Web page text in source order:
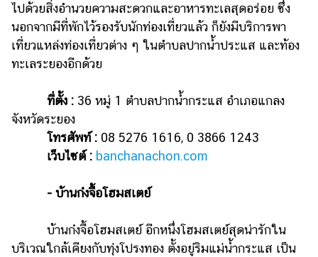
ไปด้วยสิ่งอำนวยความสะดวกและอาหารทะเลสุดอร่อย ซึ่ง
นอกจากมีที่พักไว้รองรับนักท่องเที่ยวแล้ว ก็ยังมีบริการพา
เที่ยวแหล่งท่องเที่ยวต่าง ๆ ในตำบลปากน้ำประแส และท้อง
ทะเลระยองอีกด้วย
ที่ตั้ง : 36 หมู่ 1 ตำบลปากน้ำกระแส อำเภอแกลง
จังหวัดระยอง
โทรศัพท์ : 08 5276 1616, 0 3866 1243
เว็บไซต์ : banchanachon.com
- บ้านก๋งจื้อโฮมสเตย์
บ้านก๋งจื้อโฮมสเตย์ อีกหนึ่งโฮมสเตย์สุดน่ารักใน
บริเวณใกล้เคียงกับทุ่งโปรงทอง ตั้งอยู่ริมแม่น้ำกระแส เป็น